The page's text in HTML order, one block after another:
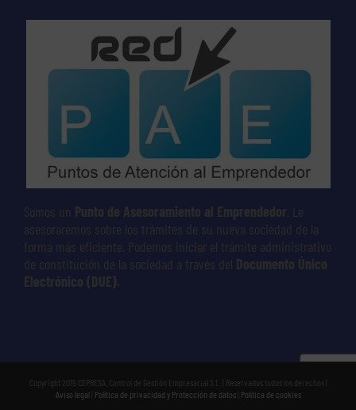
Somos un Punto de Asesoramiento al Emprendedor . Le
asesoraremos sobre los trámites de su nueva sociedad de la
forma más eficiente. Podemos iniciar el trámite administrativo
de constitución de la sociedad a través del Documento Único
Electrónico (DUE).
Copyright 2015 CEPRESA, Control de Gestión Empresarial S.L. | Reservados todos los derechos |
Aviso legal
Política de privacidad y Protección de datos| Política de cookies